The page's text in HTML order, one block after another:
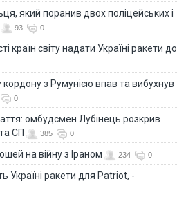
який поранив двох поліцейських і
93 0
країн світу надати Україні ракети до
кордону з Румунією впав та вибухнув
0
омбудсмен Лубінець розкрив
СП
385 0
на війну з Іраном 234 0
ракети для Patriot, -